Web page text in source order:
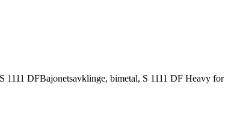
1111 DFBajonetsavklinge, bimetal, S 1111 DF Heavy for